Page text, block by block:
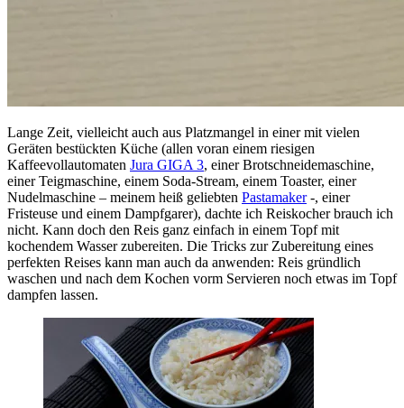
Lange Zeit, vielleicht auch aus Platzmangel in einer mit vielen
Geräten bestückten Küche (allen voran einem riesigen
Kaffeevollautomaten Jura GIGA 3, einer Brotschneidemaschine,
einer Teigmaschine, einem Soda-Stream, einem Toaster, einer
Nudelmaschine – meinem heiß geliebten Pastamaker-, einer
Fristeuse und einem Dampfgarer), dachte ich Reiskocher brauch ich
nicht. Kann doch den Reis ganz einfach in einem Topf mit
kochendem Wasser zubereiten. Die Tricks zur Zubereitung eines
perfekten Reises kann man auch da anwenden: Reis gründlich
waschen und nach dem Kochen vorm Servieren noch etwas im Topf
dampfen lassen.